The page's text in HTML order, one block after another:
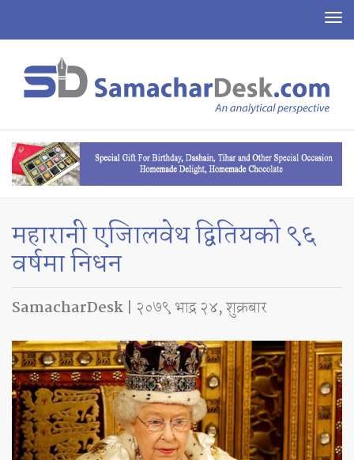
महारानी एजिालवेथ द्वितियको ९६
वर्षमा निधन
SamacharDesk | २०७९ भाद्र २४, शुक्रबार